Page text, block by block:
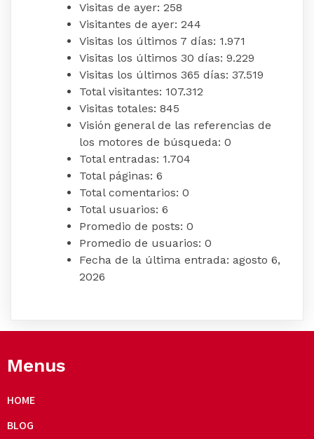
Visitas de ayer: 258
Visitantes de ayer: 244
Visitas los últimos 7 días: 1.971
Visitas los últimos 30 días: 9.229
Visitas los últimos 365 días: 37.519
Total visitantes: 107.312
Visitas totales: 845
Visión general de las referencias de
los motores de búsqueda: 0
Total entradas: 1.704
Total páginas: 6
Total comentarios: 0
Total usuarios: 6
Promedio de posts: 0
Promedio de usuarios: 0
Fecha de la última entrada: agosto 6,
2026
Menus
HOME
BLOG